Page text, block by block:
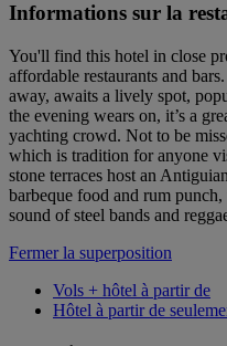
Informations sur la
You'll find this hotel in close
affordable restaurants and
away, awaits a lively spot,
the evening wears on, it’s a
yachting crowd. Not to be
which is tradition for anyone
stone terraces host an
barbeque food and rum
sound of steel bands and
Fermer la superposition
Vols + hôtel à partir de
Hôtel à partir de